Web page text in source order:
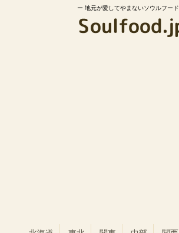
地元が愛してやまないソウルフード